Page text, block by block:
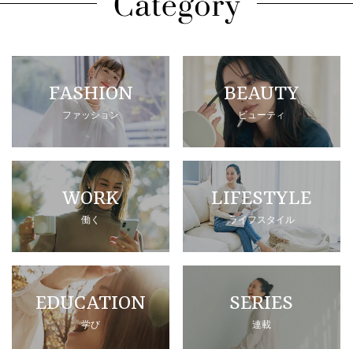
FASHION
ファッション
BEAUTY
ビューティ
WORK
働く
LIFESTYLE
ライフスタイル
EDUCATION
学び
SERIES
連載